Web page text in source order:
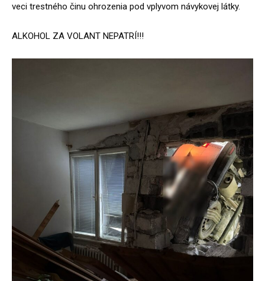
veci trestného činu ohrozenia pod vplyvom návykovej látky.
ALKOHOL ZA VOLANT NEPATRÍ!!!